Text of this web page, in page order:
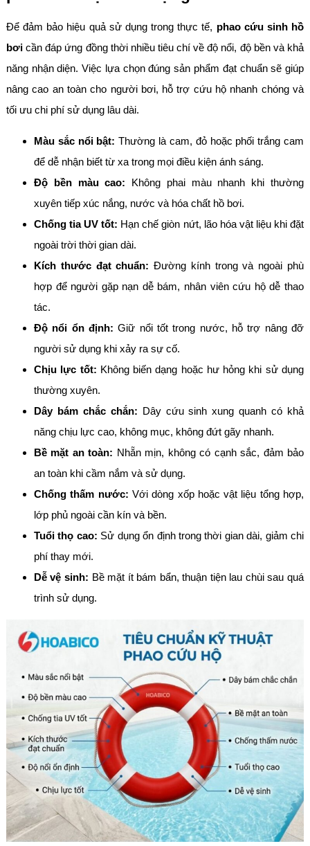
Để đảm bảo hiệu quả sử dụng trong thực tế, phao cứu sinh hồ
bơicần đáp ứng đồng thời nhiều tiêu chí về độ nổi, độ bền và khả
năng nhận diện. Việc lựa chọn đúng sản phẩm đạt chuẩn sẽ giúp
nâng cao an toàn cho người bơi, hỗ trợ cứu hộ nhanh chóng và
tối ưu chi phí sử dụng lâu dài.
Màu sắc nổi bật: Thường là cam, đỏ hoặc phối trắng cam
để dễ nhận biết từ xa trong mọi điều kiện ánh sáng.
Độ bền màu cao: Không phai màu nhanh khi thường
xuyên tiếp xúc nắng, nước và hóa chất hồ bơi.
Chống tia UV tốt: Hạn chế giòn nứt, lão hóa vật liệu khi đặt
ngoài trời thời gian dài.
Kích thước đạt chuẩn: Đường kính trong và ngoài phù
hợp để người gặp nạn dễ bám, nhân viên cứu hộ dễ thao
tác.
Độ nổi ổn định: Giữ nổi tốt trong nước, hỗ trợ nâng đỡ
người sử dụng khi xảy ra sự cố.
Chịu lực tốt: Không biến dạng hoặc hư hỏng khi sử dụng
thường xuyên.
Dây bám chắc chắn: Dây cứu sinh xung quanh có khả
năng chịu lực cao, không mục, không đứt gãy nhanh.
Bề mặt an toàn: Nhẵn mịn, không có cạnh sắc, đảm bảo
an toàn khi cầm nắm và sử dụng.
Chống thấm nước: Với dòng xốp hoặc vật liệu tổng hợp,
lớp phủ ngoài cần kín và bền.
Tuổi thọ cao: Sử dụng ổn định trong thời gian dài, giảm chi
phí thay mới.
Dễ vệ sinh: Bề mặt ít bám bẩn, thuận tiện lau chùi sau quá
trình sử dụng.